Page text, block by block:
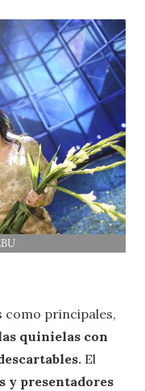
como principales,
quinielas con
El
y presentadores